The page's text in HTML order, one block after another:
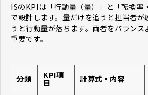
ISのKPIは「行動量（量）」と「転換率
で設計します。量だけを追うと担当者が
うと行動量が落ちます。両者をバラン
重要です。
分類 KPI項
目 計算式・内容